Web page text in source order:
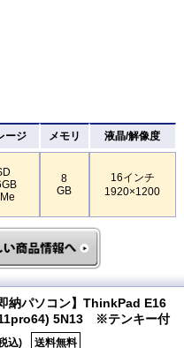
ージ メモリ 液晶/解像度
8
GB
16インチ
1920×1200
納パソコン】ThinkPad E16
5N13 ※テンキー付
込) 送料無料